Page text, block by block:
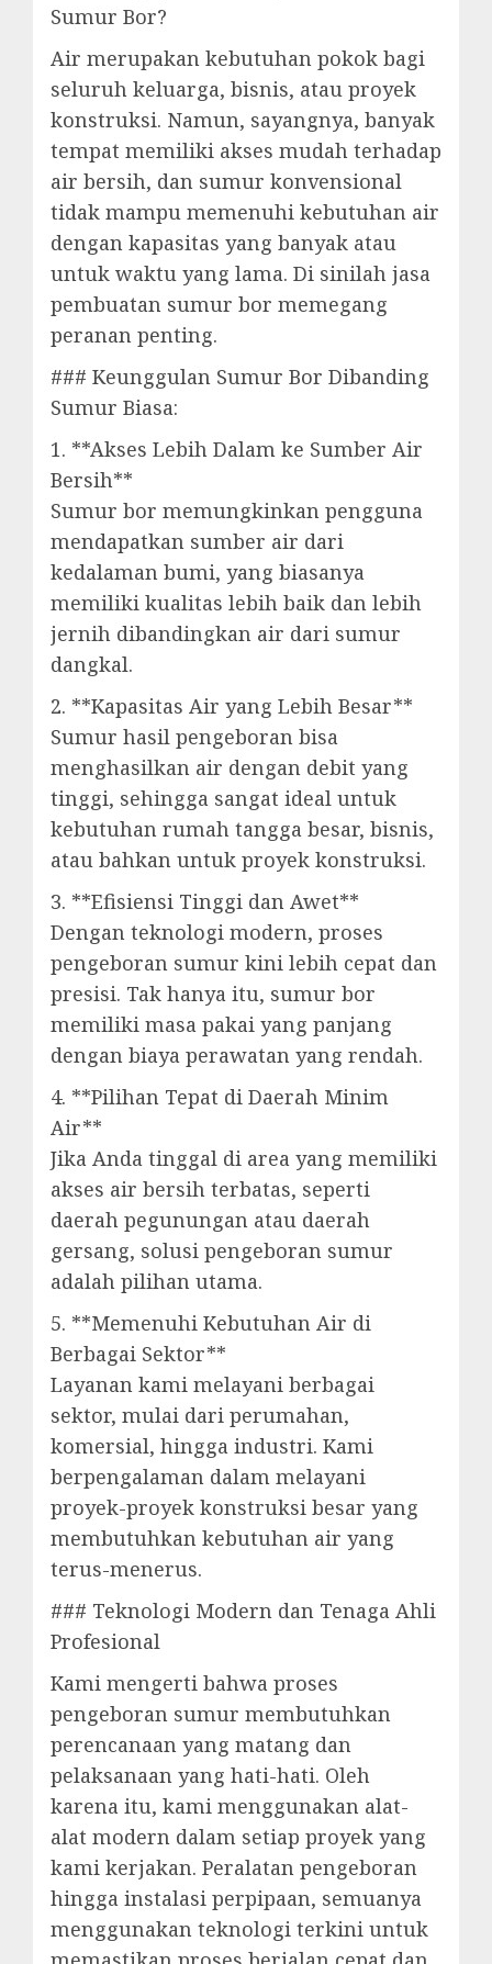
Sumur Bor?
Air merupakan kebutuhan pokok bagi
seluruh keluarga, bisnis, atau proyek
konstruksi. Namun, sayangnya, banyak
tempat memiliki akses mudah terhadap
air bersih, dan sumur konvensional
tidak mampu memenuhi kebutuhan air
dengan kapasitas yang banyak atau
untuk waktu yang lama. Di sinilah jasa
pembuatan sumur bor memegang
peranan penting.
### Keunggulan Sumur Bor Dibanding
Sumur Biasa:
1. **Akses Lebih Dalam ke Sumber Air
Bersih**
Sumur bor memungkinkan pengguna
mendapatkan sumber air dari
kedalaman bumi, yang biasanya
memiliki kualitas lebih baik dan lebih
jernih dibandingkan air dari sumur
dangkal.
2. **Kapasitas Air yang Lebih Besar**
Sumur hasil pengeboran bisa
menghasilkan air dengan debit yang
tinggi, sehingga sangat ideal untuk
kebutuhan rumah tangga besar, bisnis,
atau bahkan untuk proyek konstruksi.
3. **Efisiensi Tinggi dan Awet**
Dengan teknologi modern, proses
pengeboran sumur kini lebih cepat dan
presisi. Tak hanya itu, sumur bor
memiliki masa pakai yang panjang
dengan biaya perawatan yang rendah.
4. **Pilihan Tepat di Daerah Minim
Air**
Jika Anda tinggal di area yang memiliki
akses air bersih terbatas, seperti
daerah pegunungan atau daerah
gersang, solusi pengeboran sumur
adalah pilihan utama.
5. **Memenuhi Kebutuhan Air di
Berbagai Sektor**
Layanan kami melayani berbagai
sektor, mulai dari perumahan,
komersial, hingga industri. Kami
berpengalaman dalam melayani
proyek-proyek konstruksi besar yang
membutuhkan kebutuhan air yang
terus-menerus.
### Teknologi Modern dan Tenaga Ahli
Profesional
Kami mengerti bahwa proses
pengeboran sumur membutuhkan
perencanaan yang matang dan
pelaksanaan yang hati-hati. Oleh
karena itu, kami menggunakan alat-
alat modern dalam setiap proyek yang
kami kerjakan. Peralatan pengeboran
hingga instalasi perpipaan, semuanya
menggunakan teknologi terkini untuk